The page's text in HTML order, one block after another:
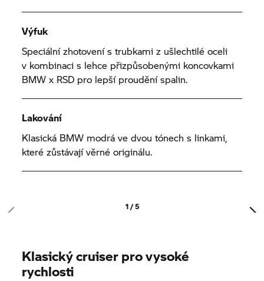
Výfuk
Speciální zhotovení s trubkami z ušlechtilé oceli
v kombinaci s lehce přizpůsobenými koncovkami
BMW x RSD pro lepší proudění spalin.
Lakování
Klasická BMW modrá ve dvou tónech s linkami,
které zůstávají věrné originálu.
1 / 5
Klasický cruiser pro vysoké
rychlosti